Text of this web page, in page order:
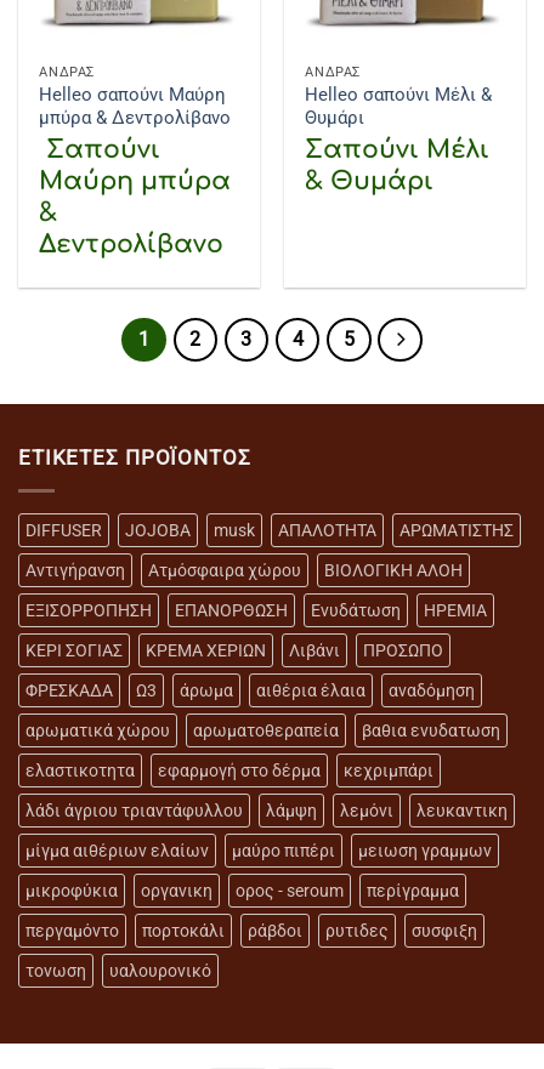
ΑΝΔΡΑΣ
Helleo σαπούνι Μαύρη
μπύρα & Δεντρολίβανο
Σαπούνι
Μαύρη μπύρα
&
Δεντρολίβανο
ΑΝΔΡΑΣ
Helleo σαπούνι Μέλι &
Θυμάρι
Σαπούνι Μέλι
& Θυμάρι
1 2 3 4 5
ΕΤΙΚΈΤΕΣ ΠΡΟΪΌΝΤΟΣ
DIFFUSER JOJOBA musk ΑΠΑΛΟΤΗΤΑ ΑΡΩΜΑΤΙΣΤΗΣ
Αντιγήρανση Ατμόσφαιρα χώρου ΒΙΟΛΟΓΙΚΗ ΑΛΟΗ
ΕΞΙΣΟΡΡΟΠΗΣΗ ΕΠΑΝΟΡΘΩΣΗ Ενυδάτωση ΗΡΕΜΙΑ
ΚΕΡΙ ΣΟΓΙΑΣ ΚΡΕΜΑ ΧΕΡΙΩΝ Λιβάνι ΠΡΟΣΩΠΟ
ΦΡΕΣΚΑΔΑ Ω3 άρωμα αιθέρια έλαια αναδόμηση
αρωματικά χώρου αρωματοθεραπεία βαθια ενυδατωση
ελαστικοτητα εφαρμογή στο δέρμα κεχριμπάρι
λάδι άγριου τριαντάφυλλου λάμψη λεμόνι λευκαντικη
μίγμα αιθέριων ελαίων μαύρο πιπέρι μειωση γραμμων
μικροφύκια οργανικη ορος - seroum περίγραμμα
περγαμόντο πορτοκάλι ράβδοι ρυτιδες συσφιξη
τονωση υαλουρονικό